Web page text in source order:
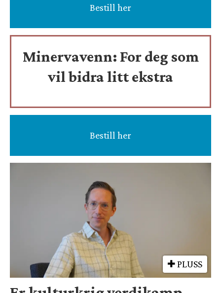
Bestill her
Minervavenn: For deg som
vil bidra litt ekstra
Bestill her
PLUSS